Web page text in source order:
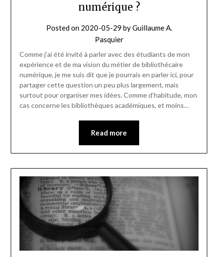
numérique ?
Posted on 2020-05-29 byGuillaume A.
Pasquier
Comme j’ai été invité à parler avec des étudiants de mon
expérience et de ma vision du métier de bibliothécaire
numérique, je me suis dit que je pourrais en parler ici, pour
partager cette question un peu plus largement, mais
surtout pour organiser mes idées. Comme d’habitude, mon
cas concerne les bibliothèques académiques, et moins…
Read more